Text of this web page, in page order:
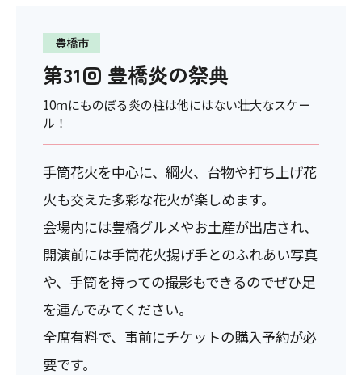
豊橋市
第31回 豊橋炎の祭典
10ｍにものぼる炎の柱は他にはない壮大なスケー
ル！
手筒花火を中心に、綱火、台物や打ち上げ花
火も交えた多彩な花火が楽しめます。
会場内には豊橋グルメやお土産が出店され、
開演前には手筒花火揚げ手とのふれあい写真
や、手筒を持っての撮影もできるのでぜひ足
を運んでみてください。
全席有料で、事前にチケットの購入予約が必
要です。